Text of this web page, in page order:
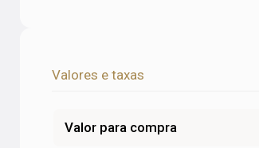
Valores e taxas
Valor para compra